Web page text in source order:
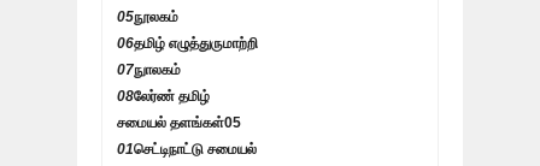
05நூலகம்
06தமிழ் எழுத்துருமாற்றி
07நுாலகம்
08லேர்ண் தமிழ்
சமையல் தளங்கள்05
01செட்டிநாட்டு சமையல்